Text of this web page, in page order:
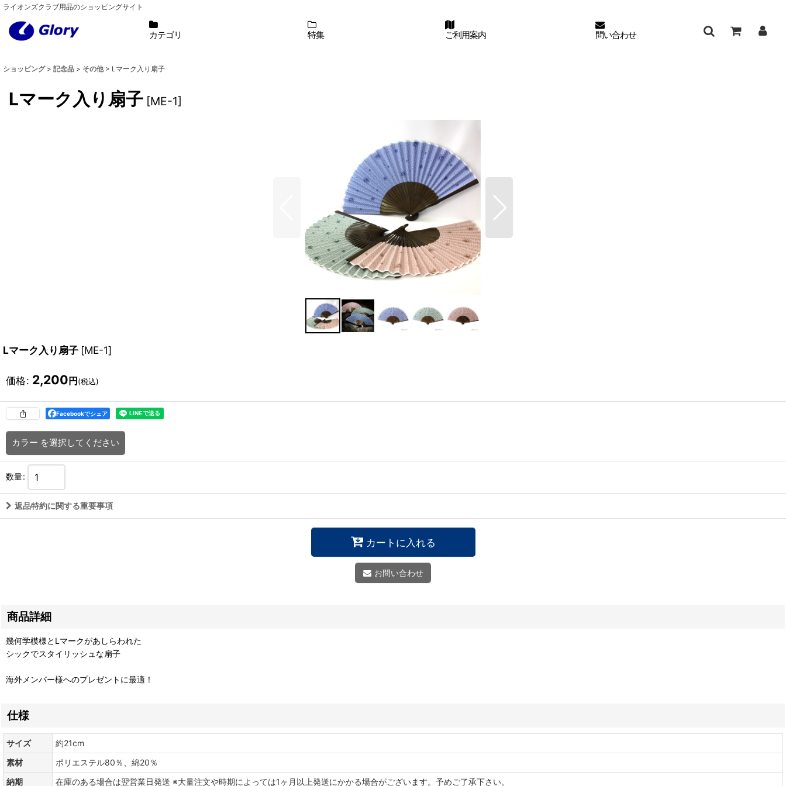
ライオンズクラブ用品のショッピングサイト
カテゴリ 特集 ご利用案内 問い合わせ
ショッピング > 記念品 > その他 > Lマーク入り扇子
Lマーク入り扇子 [ME-1]
Lマーク入り扇子 [ME-1]
価格: 2,200 円 (税込)
Facebookでシェア
カラー を選択してください
数量:
返品特約に関する重要事項
カートに入れる
お問い合わせ
商品詳細
幾何学模様とLマークがあしらわれた
シックでスタイリッシュな扇子
海外メンバー様へのプレゼントに最適！
仕様
サイズ
約21cm
素材
ポリエステル80％、綿20％
納期
在庫のある場合は翌営業日発送 ※大量注文や時期によっては1ヶ月以上発送にかかる場合がございます。予めご了承下さい。